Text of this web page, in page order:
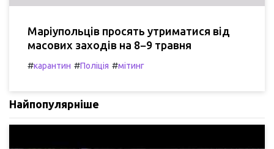
Маріупольців просять утриматися від
масових заходів на 8−9 травня
#карантин #Поліція #мітинг
Найпопулярніше